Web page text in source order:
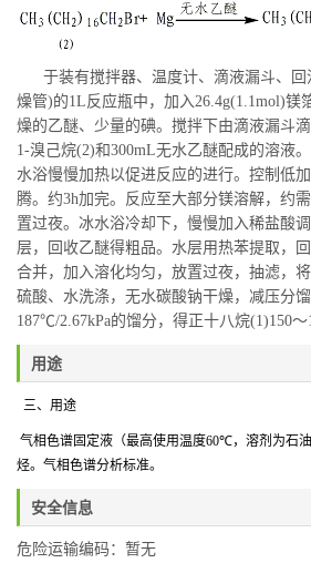
于装有搅拌器、温度计、滴液漏斗、回
燥管)的1L反应瓶中，加入26.4g(1.1mol)镁
燥的乙醚、少量的碘。搅拌下由滴液漏斗
1-溴己烷(2)和300mL无水乙醚配成的溶液
水浴慢慢加热以促进反应的进行。控制低
腾。约3h加完。反应至大部分镁溶解，约
置过夜。冰水浴冷却下，慢慢加入稀盐酸
层，回收乙醚得粗品。水层用热苯提取，
合并，加入溶化均匀，放置过夜，抽滤，
硫酸、水洗涤，无水碳酸钠干燥，减压分
187℃/2.67kPa的馏分，得正十八烷(1)150～
用途
三、用途
气相色谱固定液（最高使用温度60℃，溶剂为石
烃。气相色谱分析标准。
安全信息
危险运输编码：暂无